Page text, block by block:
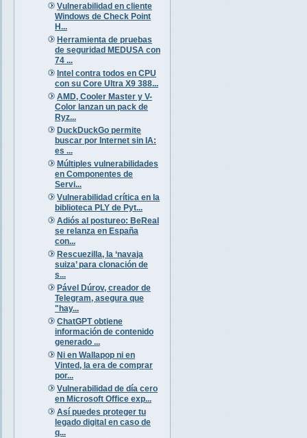
Vulnerabilidad en cliente
Windows de Check Point
H...
Herramienta de pruebas
de seguridad MEDUSA con
74 ...
Intel contra todos en CPU
con su Core Ultra X9 388...
AMD, Cooler Master y V-
Color lanzan un pack de
Ryz...
DuckDuckGo permite
buscar por Internet sin IA:
es ...
Múltiples vulnerabilidades
en Componentes de
Servi...
Vulnerabilidad crítica en la
biblioteca PLY de Pyt...
Adiós al postureo: BeReal
se relanza en España
con...
Rescuezilla, la ‘navaja
suiza’ para clonación de
s...
Pável Dúrov, creador de
Telegram, asegura que
"hay...
ChatGPT obtiene
información de contenido
generado ...
Ni en Wallapop ni en
Vinted, la era de comprar
por...
Vulnerabilidad de día cero
en Microsoft Office exp...
Así puedes proteger tu
legado digital en caso de
q...